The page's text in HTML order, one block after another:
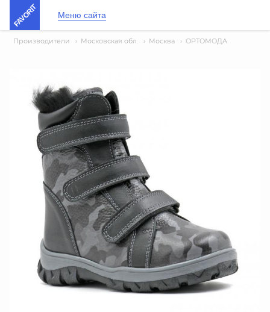
FAVORIT Меню сайта
Производители › Московская обл. › Москва › ОРТОМОДА